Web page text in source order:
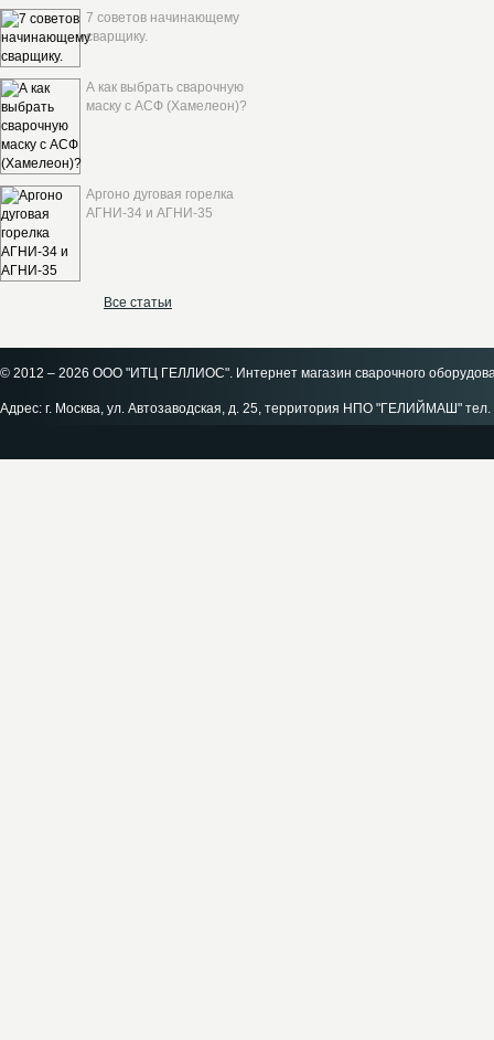
7 советов начинающему
сварщику.
А как выбрать сварочную
маску с АСФ (Хамелеон)?
Аргоно дуговая горелка
АГНИ-34 и АГНИ-35
Все статьи
© 2012 – 2026 ООО "ИТЦ ГЕЛЛИОС". Интернет магазин сварочного
Адрес: г. Москва, ул. Автозаводская, д. 25, территория НПО "ГЕЛИЙМАШ"